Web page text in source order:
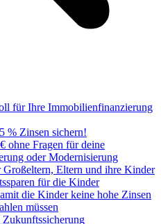
für Ihre Immobilienfinanzierung
% Zinsen sichern!
ohne Fragen für deine
oder Modernisierung​
Großeltern, Eltern und ihre Kinder
für die Kinder
die Kinder keine hohe Zinsen
müssen
Zukunftssicherung​​